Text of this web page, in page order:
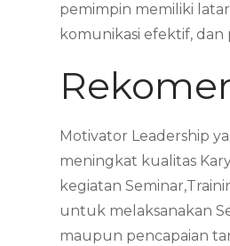
pemimpin memiliki
komunikasi efektif,
Motivator Leadership
meningkat kualitas
kegiatan
untuk melaksanakan
maupun pencapaian